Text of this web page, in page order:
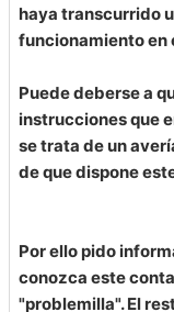
haya transcurrido
funcionamiento en
Puede deberse a
instrucciones que
se trata de un
de que dispone
Por ello pido
conozca este
"problemilla". El